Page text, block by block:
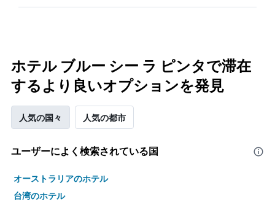
ホテル ブルー シー ラ ピンタで滞在
するより良いオプションを発見
人気の国々 人気の都市
ユーザーによく検索されている国
オーストラリアのホテル
台湾のホテル